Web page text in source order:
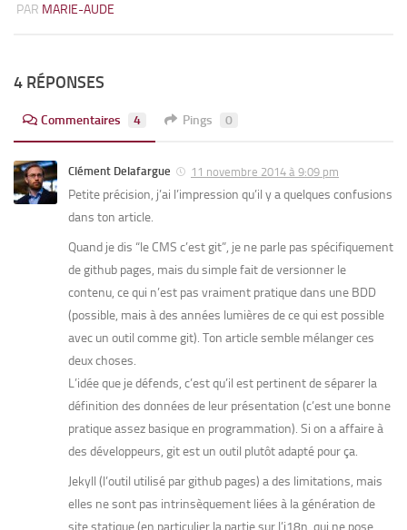
PAR MARIE-AUDE
4 RÉPONSES
Commentaires 4 Pings 0
Clément Delafargue 11 novembre 2014 à 9:09 pm
Petite précision, j’ai l’impression qu’il y a quelques confusions
dans ton article.
Quand je dis “le CMS c’est git”, je ne parle pas spécifiquement
de github pages, mais du simple fait de versionner le
contenu, ce qui n’est pas vraiment pratique dans une BDD
(possible, mais à des années lumières de ce qui est possible
avec un outil comme git). Ton article semble mélanger ces
deux choses.
L’idée que je défends, c’est qu’il est pertinent de séparer la
définition des données de leur présentation (c’est une bonne
pratique assez basique en programmation). Si on a affaire à
des développeurs, git est un outil plutôt adapté pour ça.
Jekyll (l’outil utilisé par github pages) a des limitations, mais
elles ne sont pas intrinsèquement liées à la génération de
site statique (en particulier la partie sur l’i18n, qui ne pose